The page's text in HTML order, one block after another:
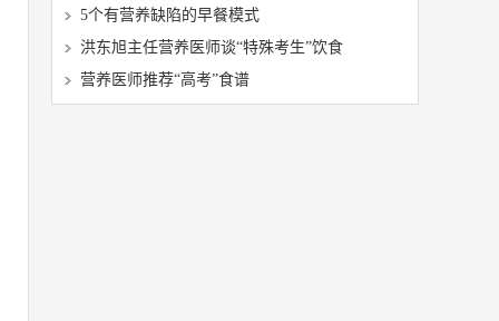
5个有营养缺陷的早餐模式
洪东旭主任营养医师谈“特殊考生”饮食
营养医师推荐“高考”食谱